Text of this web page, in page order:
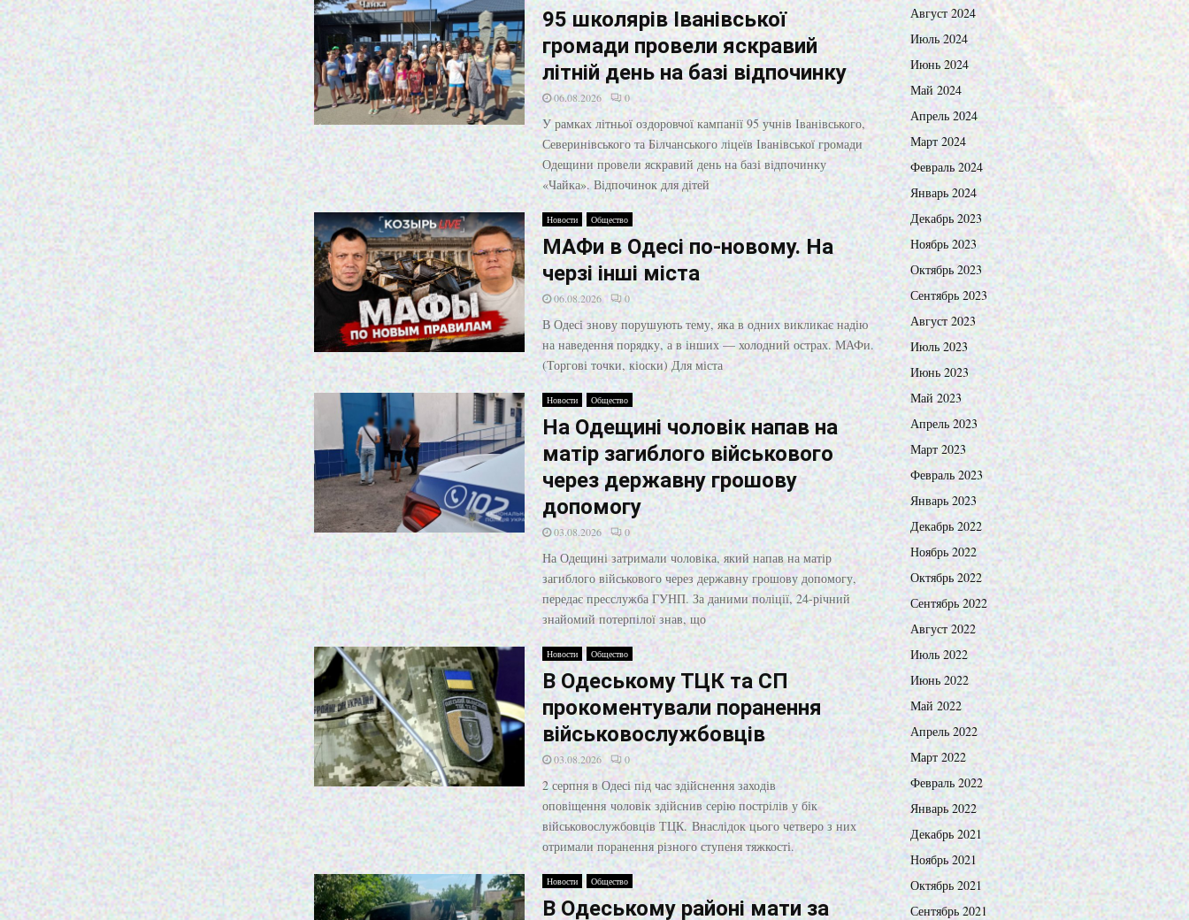
95 школярів Іванівської
громади провели яскравий
літній день на базі відпочинку
06.08.2026 0
У рамках літньої оздоровчої кампанії 95 учнів Іванівського,
Северинівського та Білчанського ліцеїв Іванівської громади
Одещини провели яскравий день на базі відпочинку
«Чайка». Відпочинок для дітей
Новости Общество
МАФи в Одесі по-новому. На
черзі інші міста
06.08.2026 0
В Одесі знову порушують тему, яка в одних викликає надію
на наведення порядку, а в інших — холодний острах. МАФи.
(Торгові точки, кіоски) Для міста
Новости Общество
На Одещині чоловік напав на
матір загиблого військового
через державну грошову
допомогу
03.08.2026 0
На Одещині затримали чоловіка, який напав на матір
загиблого військового через державну грошову допомогу,
передає пресслужба ГУНП. За даними поліції, 24-річний
знайомий потерпілої знав, що
Новости Общество
В Одеському ТЦК та СП
прокоментували поранення
військовослужбовців
03.08.2026 0
2 серпня в Одесі під час здійснення заходів
оповіщення чоловік здійснив серію пострілів у бік
військовослужбовців ТЦК. Внаслідок цього четверо з них
отримали поранення різного ступеня тяжкості.
Новости Общество
В Одеському районі мати за
Август 2024
Июль 2024
Июнь 2024
Май 2024
Апрель 2024
Март 2024
Февраль 2024
Январь 2024
Декабрь 2023
Ноябрь 2023
Октябрь 2023
Сентябрь 2023
Август 2023
Июль 2023
Июнь 2023
Май 2023
Апрель 2023
Март 2023
Февраль 2023
Январь 2023
Декабрь 2022
Ноябрь 2022
Октябрь 2022
Сентябрь 2022
Август 2022
Июль 2022
Июнь 2022
Май 2022
Апрель 2022
Март 2022
Февраль 2022
Январь 2022
Декабрь 2021
Ноябрь 2021
Октябрь 2021
Сентябрь 2021